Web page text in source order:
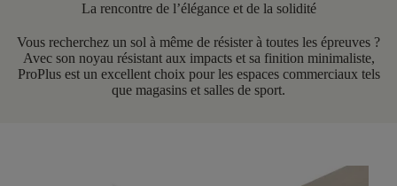
La rencontre de l’élégance et de la solidité
Vous recherchez un sol à même de résister à toutes les épreuves ?
Avec son noyau résistant aux impacts et sa finition minimaliste,
ProPlus est un excellent choix pour les espaces commerciaux tels
que magasins et salles de sport.